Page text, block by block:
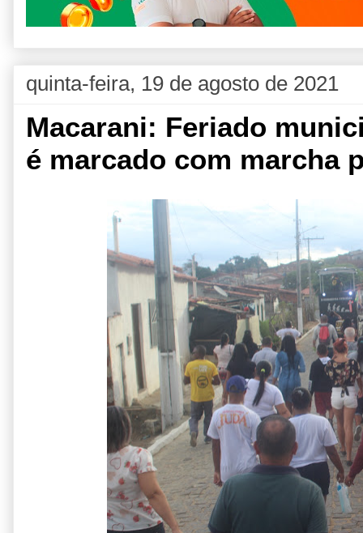
quinta-feira, 19 de agosto de 2021
Macarani: Feriado
é marcado com marcha